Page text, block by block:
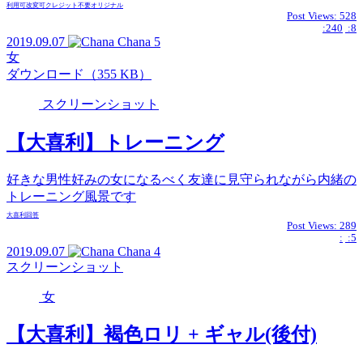
利用可改変可クレジット不要オリジナル
Post Views: 528
:240 :8
2019.09.07 Chana 5
女
ダウンロード（355 KB）
スクリーンショット
【大喜利】トレーニング
好きな男性好みの女になるべく友達に見守られながら内緒の
トレーニング風景です
大喜利回答
Post Views: 289
: :5
2019.09.07 Chana 4
スクリーンショット
女
【大喜利】褐色ロリ + ギャル(後付)